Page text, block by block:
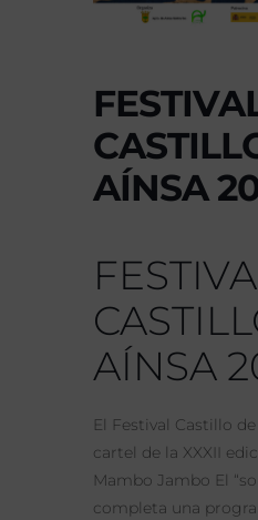
AÍNSA
AÍNSA
El Festival Castillo
cartel de la XXXII
Mambo Jambo El
completa una